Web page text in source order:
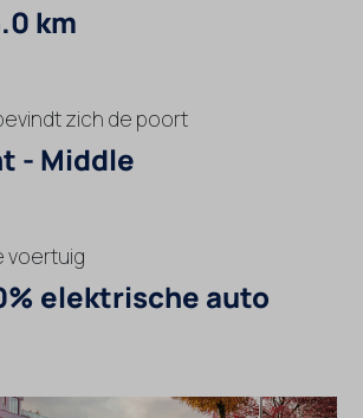
km
zich de poort
- Middle
voertuig
elektrische auto